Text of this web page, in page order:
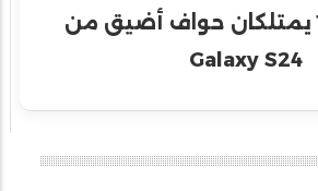
16 Pro Max يمتلكان حواف أضيق من
Galaxy S24